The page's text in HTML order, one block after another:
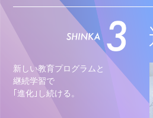
新しい教育プログラムと
継続学習で
｢進化｣し続ける。